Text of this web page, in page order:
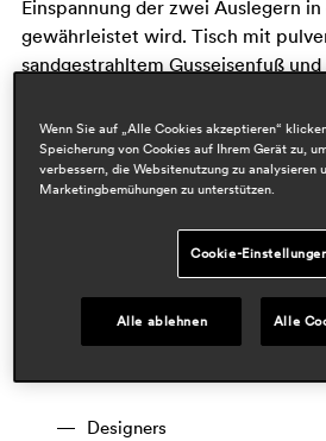
Einspannung der zwei Auslegern in
gewährleistet wird. Tisch mit
sandgestrahltem Gusseisenfuß
Ausführungen kombiniert werden
Designers
Wenn Sie auf „Alle Cookies akzeptieren“
Speicherung von Cookies auf Ihrem Gerät zu,
verbessern, die Websitenutzung zu analysieren
Marketingbemühungen zu unterstützen.
Cookie-
Alle ablehnen Alle